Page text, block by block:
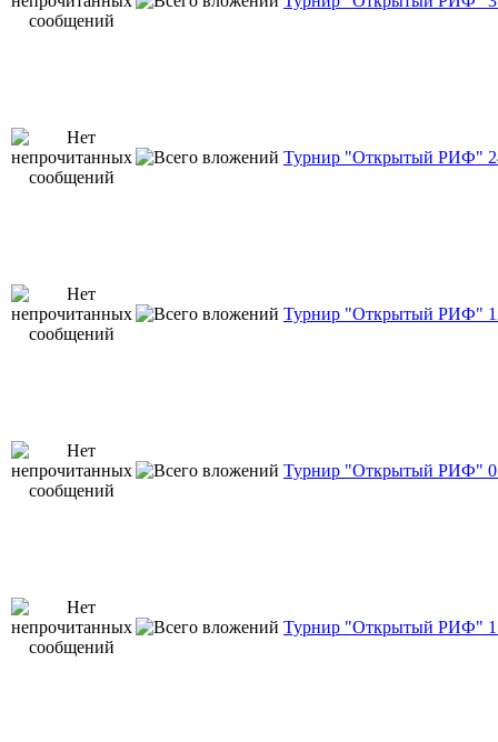
Турнир "Открытый РИФ"
Турнир "Открытый РИФ"
Турнир "Открытый РИФ"
Турнир "Открытый РИФ"